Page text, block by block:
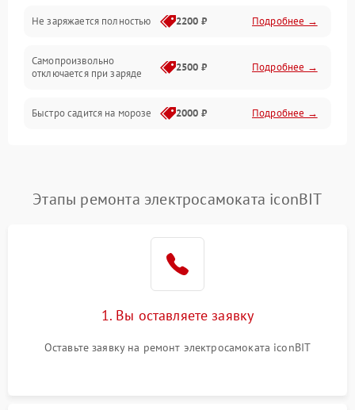
Не заряжается полностью 2200 ₽ Подробнее →
Самопроизвольно
отключается при заряде
2500 ₽ Подробнее →
Быстро садится на морозе 2000 ₽ Подробнее →
Этапы ремонта электросамоката iconBIT
1. Вы оставляете заявку
Оставьте заявку на ремонт электросамоката iconBIT